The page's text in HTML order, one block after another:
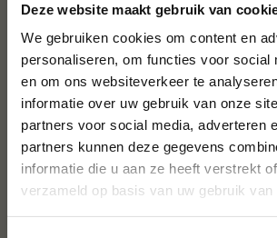
Deze website maakt gebruik van
We gebruiken cookies om content en
personaliseren, om functies voor social
en om ons websiteverkeer te
informatie over uw gebruik van onze
partners voor social media, adverteren
partners kunnen deze gegevens
informatie die u aan ze heeft verstrekt
verzameld op basis van uw gebruik
Procureur
€ 5,-
Angus
betalen
€ 30,-
10% korting op je
eerste bestelling*
Schrijf je in voor onze nieuwsbrief en
10% korting op jouw eerste
VOORNAAM